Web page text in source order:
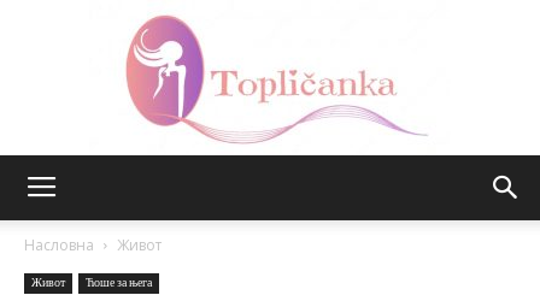
Насловна Живот
Живот Ћоше за њега